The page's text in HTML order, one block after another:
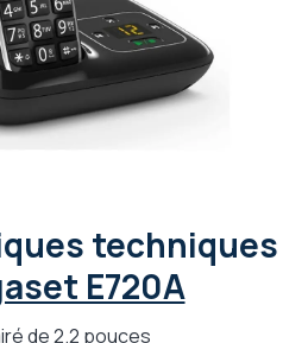
techniques
E720A
de 2.2 pouces